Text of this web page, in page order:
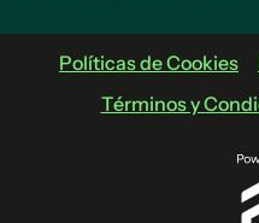
Políticas de Cookies
Términos y